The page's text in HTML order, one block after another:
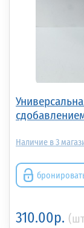
3
310.00р.